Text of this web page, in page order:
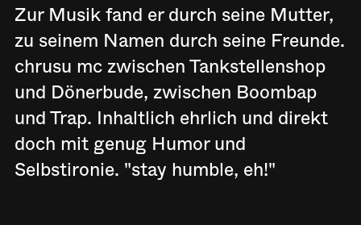
Zur Musik fand er durch seine Mutter,
zu seinem Namen durch seine Freunde.
chrusu mc zwischen Tankstellenshop
und Dönerbude, zwischen Boombap
und Trap. Inhaltlich ehrlich und direkt
doch mit genug Humor und
Selbstironie. "stay humble, eh!"